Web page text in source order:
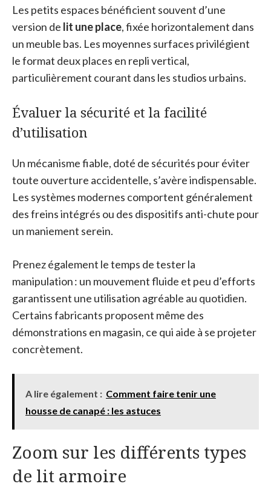
Les petits espaces bénéficient souvent d’une
version de lit une place, fixée horizontalement dans
un meuble bas. Les moyennes surfaces privilégient
le format deux places en repli vertical,
particulièrement courant dans les studios urbains.
Évaluer la sécurité et la facilité
d’utilisation
Un mécanisme fiable, doté de sécurités pour éviter
toute ouverture accidentelle, s’avère indispensable.
Les systèmes modernes comportent généralement
des freins intégrés ou des dispositifs anti-chute pour
un maniement serein.
Prenez également le temps de tester la
manipulation : un mouvement fluide et peu d’efforts
garantissent une utilisation agréable au quotidien.
Certains fabricants proposent même des
démonstrations en magasin, ce qui aide à se projeter
concrètement.
A lire également : Comment faire tenir une
housse de canapé : les astuces
Zoom sur les différents types
de lit armoire